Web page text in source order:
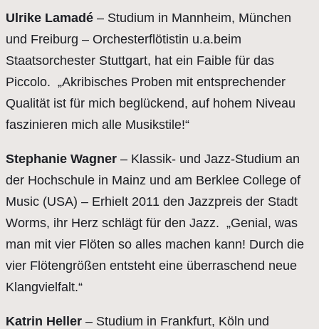
Ulrike Lamadé – Studium in Mannheim, München
und Freiburg – Orchesterflötistin u.a.beim
Staatsorchester Stuttgart, hat ein Faible für das
Piccolo. „Akribisches Proben mit entsprechender
Qualität ist für mich beglückend, auf hohem Niveau
faszinieren mich alle Musikstile!“
Stephanie Wagner – Klassik- und Jazz-Studium an
der Hochschule in Mainz und am Berklee College of
Music (USA) – Erhielt 2011 den Jazzpreis der Stadt
Worms, ihr Herz schlägt für den Jazz. „Genial, was
man mit vier Flöten so alles machen kann! Durch die
vier Flötengrößen entsteht eine überraschend neue
Klangvielfalt.“
Katrin Heller – Studium in Frankfurt, Köln und